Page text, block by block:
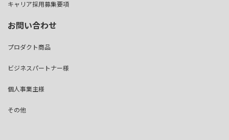
キャリア採用募集要項
お問い合わせ
プロダクト商品
ビジネスパートナー様
個人事業主様
その他